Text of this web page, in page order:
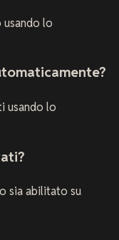
usando lo
usando lo
sia abilitato su